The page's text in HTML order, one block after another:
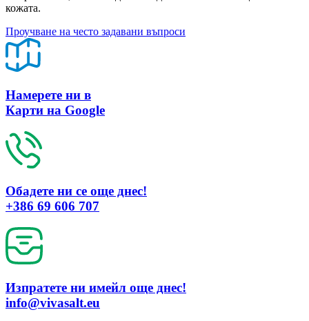
кожата.
Проучване на често задавани въпроси
Намерете ни в
Карти на Google
Обадете ни се още днес!
+386 69 606 707
Изпратете ни имейл още днес!
info@vivasalt.eu